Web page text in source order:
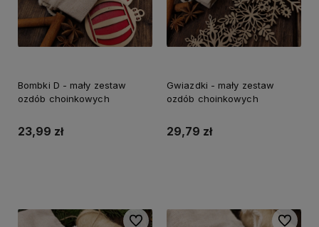
Bombki D - mały zestaw
ozdób choinkowych
23,99 zł
Gwiazdki - mały zestaw
ozdób choinkowych
29,79 zł
Do ulubionych Do